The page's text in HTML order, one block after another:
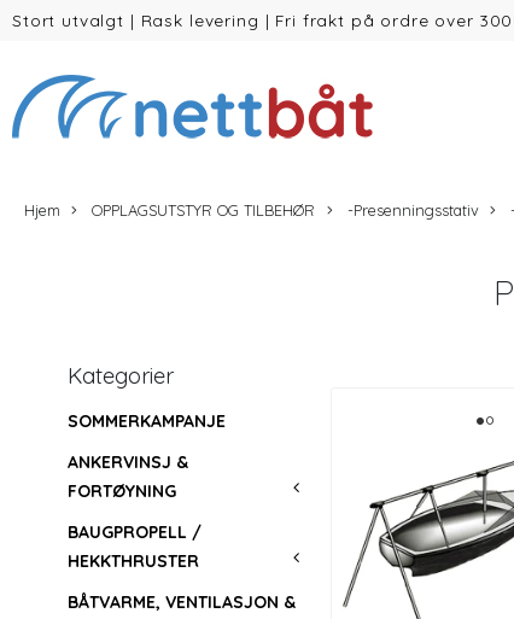
Stort utvalgt | Rask levering | Fri frakt på ordre over
Hjem OPPLAGSUTSTYR OG TILBEHØR -Presenningsstativ
Kategorier
SOMMERKAMPANJE
ANKERVINSJ &
FORTØYNING
BAUGPROPELL /
HEKKTHRUSTER
BÅTVARME, VENTILASJON &